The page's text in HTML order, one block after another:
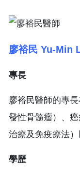
廖裕民 Yu-Min
專長
廖裕民醫師的專
發性骨髓瘤）、
治療及免疫療法）
學歷